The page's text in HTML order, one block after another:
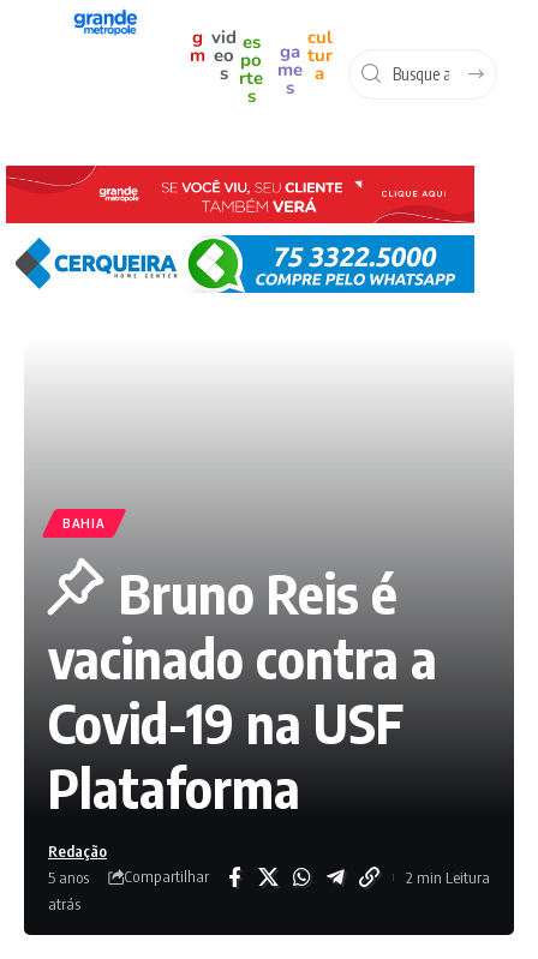
g
m
vid
eo
s
es
po
rte
s
ga
me
s
cul
tur
a
BAHIA
Bruno Reis é
vacinado contra a
Covid-19 na USF
Plataforma
Redação
5 anos
atrás
Compartilhar 2 min Leitura